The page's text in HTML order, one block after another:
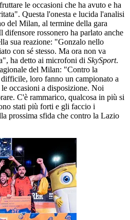
le occasioni che ha avuto e ha
Questa l'onesta e lucida l'analisi
del Milan, al termine della gara
difensore rossonero ha parlato anche
sua reazione: "Gonzalo nello
con sé stesso. Ma ora non va
ha detto ai microfoni di SkySport.
del Milan: "Contro la
difficile, loro fanno un campionato a
occasioni a disposizione. Noi
C'è rammarico, qualcosa in più si
stati più forti e gli faccio i
prossima sfida che contro la Lazio